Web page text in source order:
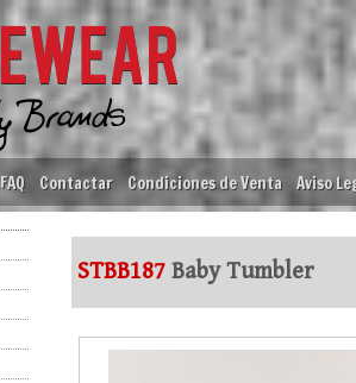
FAQ Contactar Condiciones de Venta Aviso
STBB187 Baby Tumbler